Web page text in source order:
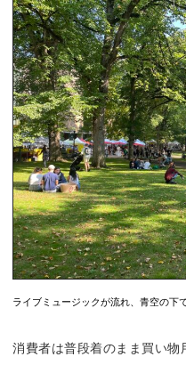
ライブミュージックが流れ、青空の下
消費者は普段着のまま買い物